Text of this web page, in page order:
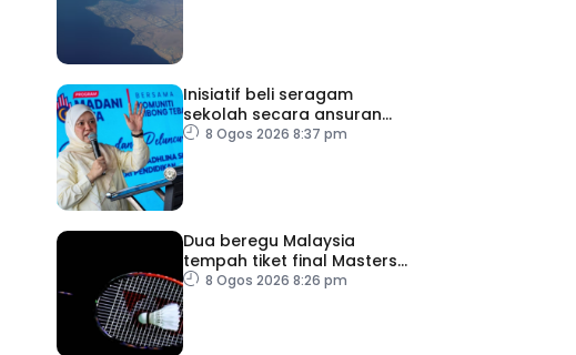
Inisiatif beli seragam
sekolah secara ansuran
ringankan beban ibu bapa
8 Ogos 2026 8:37 pm
Dua beregu Malaysia
tempah tiket final Masters
Korea8 Ogos 2026 8:26 pm